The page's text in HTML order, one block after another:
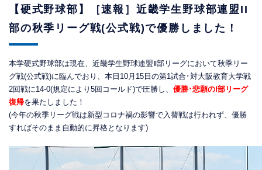
【硬式野球部】［速報］近畿学生野球部連盟II
部の秋季リーグ戦(公式戦)で優勝しました！
本学硬式野球部は現在、近畿学生野球連盟Ⅱ部リーグにおいて秋季リー
グ戦(公式戦)に臨んでおり、本日10月15日の第1試合･対大阪教育大学戦
2回戦に14-0(規定により5回コールド)で圧勝し、 優勝･悲願のⅠ部リーグ
復帰を果たしました！
(今年の秋季リーグ戦は新型コロナ禍の影響で入替戦は行われず、優勝
すればそのまま自動的に昇格となります)